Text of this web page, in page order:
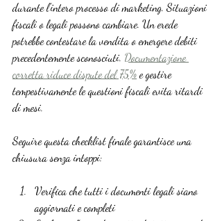
durante l’intero processo di marketing. Situazioni
fiscali o legali possono cambiare. Un erede
potrebbe contestare la vendita o emergere debiti
precedentemente sconosciuti. Documentazione
corretta riduce dispute del 75% e gestire
tempestivamente le questioni fiscali evita ritardi
di mesi.
Seguire questa checklist finale garantisce una
chiusura senza intoppi:
Verifica che tutti i documenti legali siano
aggiornati e completi